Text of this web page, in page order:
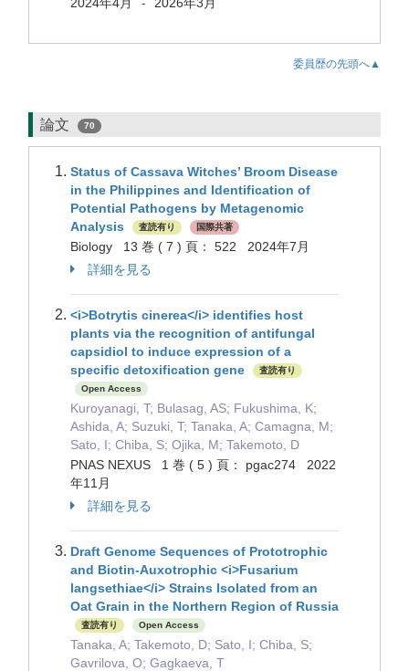
-
委員歴の先頭へ▲
論文 70
Status of Cassava Witches’ Broom Disease
in the Philippines and Identification of
Potential Pathogens by Metagenomic
Analysis
査読有り 国際共著
Biology 13 巻 ( 7 ) 頁： 522 2024年7月
詳細を見る
<i>Botrytis cinerea</i> identifies host
plants via the recognition of antifungal
capsidiol to induce expression of a
specific detoxification gene
査読有り
Open Access
Kuroyanagi, T; Bulasag, AS; Fukushima, K;
Ashida, A; Suzuki, T; Tanaka, A; Camagna, M;
Sato, I; Chiba, S; Ojika, M; Takemoto, D
PNAS NEXUS 1 巻 ( 5 ) 頁： pgac274 2022
年11月
詳細を見る
Draft Genome Sequences of Prototrophic
and Biotin-Auxotrophic <i>Fusarium
langsethiae</i> Strains Isolated from an
Oat Grain in the Northern Region of Russia
査読有り Open Access
Tanaka, A; Takemoto, D; Sato, I; Chiba, S;
Gavrilova, O; Gagkaeva, T